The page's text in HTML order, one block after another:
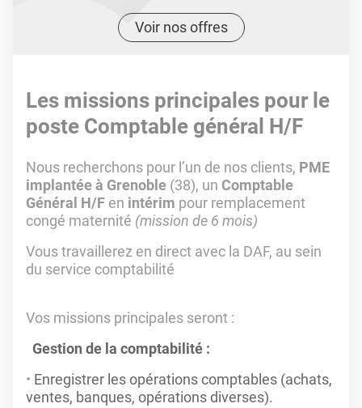
Voir nos offres
Les missions principales pour le
poste Comptable général H/F
Nous recherchons pour l’un de nos clients, PME
implantée à Grenoble (38), un Comptable
Général H/F en intérim pour remplacement
congé maternité (mission de 6 mois)
Vous travaillerez en direct avec la DAF, au sein
du service comptabilité
Vos missions principales seront :
Gestion de la comptabilité :
Enregistrer les opérations comptables (achats,
ventes, banques, opérations diverses).